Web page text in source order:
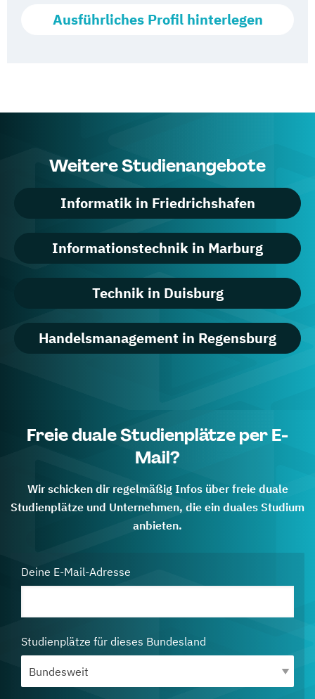
Ausführliches Profil hinterlegen
Weitere Studienangebote
Informatik in Friedrichshafen
Informationstechnik in Marburg
Technik in Duisburg
Handelsmanagement in Regensburg
Freie duale Studienplätze per E-
Mail?
Wir schicken dir regelmäßig Infos über freie duale
Studienplätze und Unternehmen, die ein duales Studium
anbieten.
Deine E-Mail-Adresse
Studienplätze für dieses Bundesland